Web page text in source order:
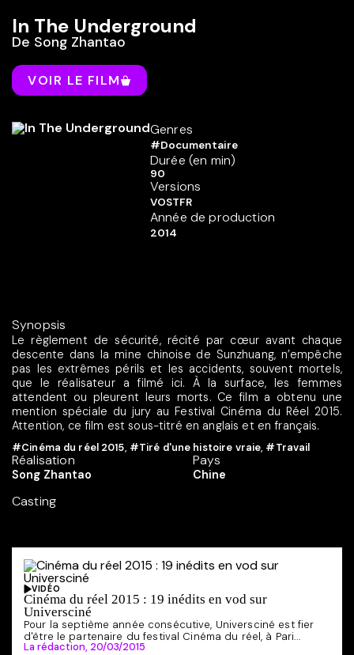
In The Underground
De Song Zhantao
VOIR LE FILM
Genres
#Documentaire
Durée (en min)
90
Versions
VOSTFR
Année de production
2014
Synopsis
Le règlement de sécurité, récité par cœur avant chaque
descente dans la mine chinoise de Sunzhuang, n’empêche
pas les extrêmes périls et les accidents, souvent mortels,
que le réalisateur a filmé ici. À la surface, les femmes
attendent ou pleurent leurs morts. Ce film a obtenu une
mention spéciale du jury au Festival Cinéma du Réel 2015.
Attention, ce film est sous-titré en anglais et en français.
#Cinéma du réel 2015, #Tiré d'une histoire vraie, #Travail
Réalisation
Song Zhantao
Casting
Pays
Chine
VIDÉO
Cinéma du réel 2015 : 19 inédits en vod sur
Universciné
Pour la septième année consécutive, Universciné est fier
d'être le partenaire du festival Cinéma du réel, à Pari...
La rédaction, 20/03/2015